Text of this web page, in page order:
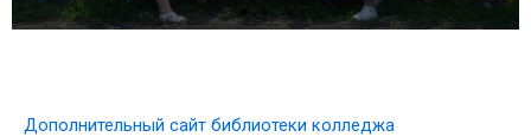
Дополнительный сайт библиотеки колледжа